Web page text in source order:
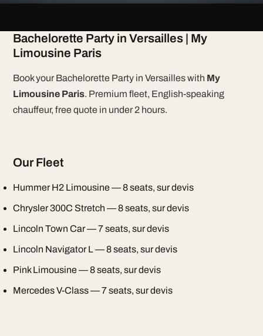
Bachelorette Party in Versailles | My
Limousine Paris
Book your Bachelorette Party in Versailles with My
Limousine Paris. Premium fleet, English-speaking
chauffeur, free quote in under 2 hours.
Our Fleet
Hummer H2 Limousine — 8 seats, sur devis
Chrysler 300C Stretch — 8 seats, sur devis
Lincoln Town Car — 7 seats, sur devis
Lincoln Navigator L — 8 seats, sur devis
Pink Limousine — 8 seats, sur devis
Mercedes V-Class — 7 seats, sur devis